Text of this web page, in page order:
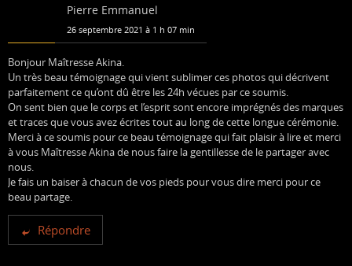
Pierre Emmanuel
26 septembre 2021 à 1 h 07 min
Bonjour Maîtresse Akina.
Un très beau témoignage qui vient sublimer ces photos qui décrivent
parfaitement ce qu’ont dû être les 24h vécues par ce soumis.
On sent bien que le corps et l’esprit sont encore imprégnés des marques
et traces que vous avez écrites tout au long de cette longue cérémonie.
Merci à ce soumis pour ce beau témoignage qui fait plaisir à lire et merci
à vous Maîtresse Akina de nous faire la gentillesse de le partager avec
nous.
Je fais un baiser à chacun de vos pieds pour vous dire merci pour ce
beau partage.
Répondre